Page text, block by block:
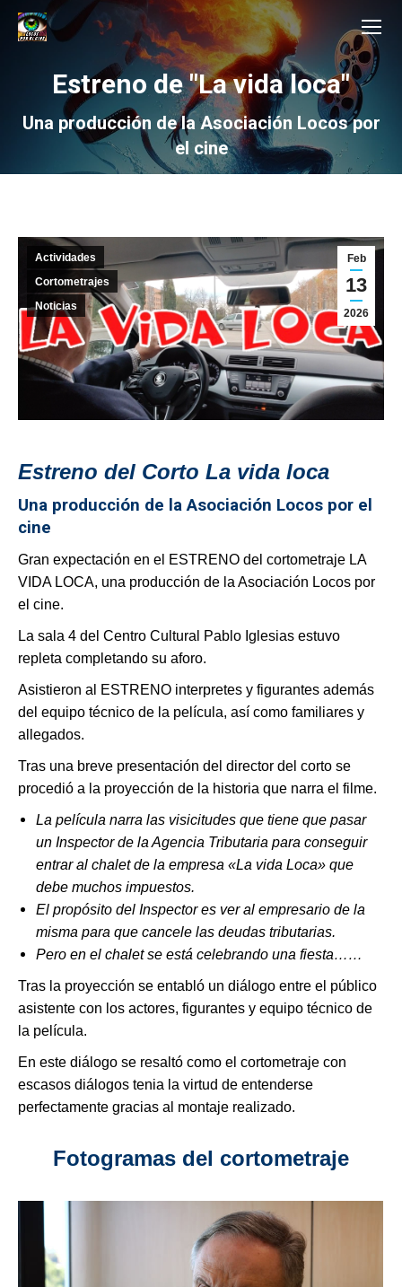
Estreno de "La vida loca"
Una producción de la Asociación Locos por
el cine
Feb
13
2026
Actividades
Cortometrajes
Noticias
Estreno del Corto La vida loca
Una producción de la Asociación Locos por el
cine
Gran expectación en el ESTRENO del cortometraje LA
VIDA LOCA, una producción de la Asociación Locos por
el cine.
La sala 4 del Centro Cultural Pablo Iglesias estuvo
repleta completando su aforo.
Asistieron al ESTRENO interpretes y figurantes además
del equipo técnico de la película, así como familiares y
allegados.
Tras una breve presentación del director del corto se
procedió a la proyección de la historia que narra el filme.
La película narra las visicitudes que tiene que pasar
un Inspector de la Agencia Tributaria para conseguir
entrar al chalet de la empresa «La vida Loca» que
debe muchos impuestos.
El propósito del Inspector es ver al empresario de la
misma para que cancele las deudas tributarias.
Pero en el chalet se está celebrando una fiesta……
Tras la proyección se entabló un diálogo entre el público
asistente con los actores, figurantes y equipo técnico de
la película.
En este diálogo se resaltó como el cortometraje con
escasos diálogos tenia la virtud de entenderse
perfectamente gracias al montaje realizado.
Fotogramas del cortometraje